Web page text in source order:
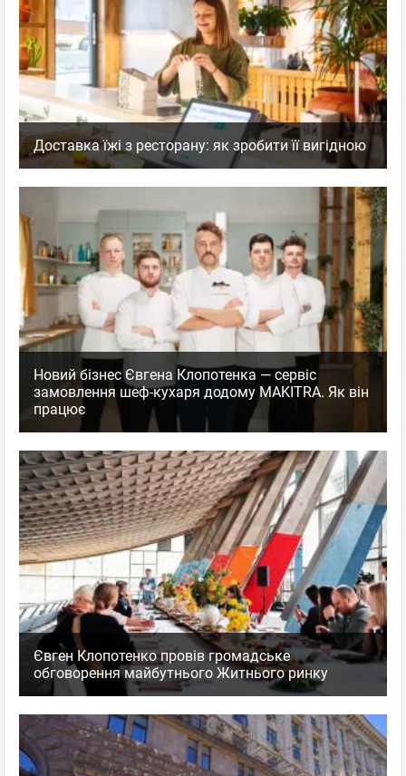
Доставка їжі з ресторану: як зробити її вигідною
Новий бізнес Євгена Клопотенка — сервіс
замовлення шеф-кухаря додому MAKITRA. Як він
працює
Євген Клопотенко провів громадське
обговорення майбутнього Житнього ринку